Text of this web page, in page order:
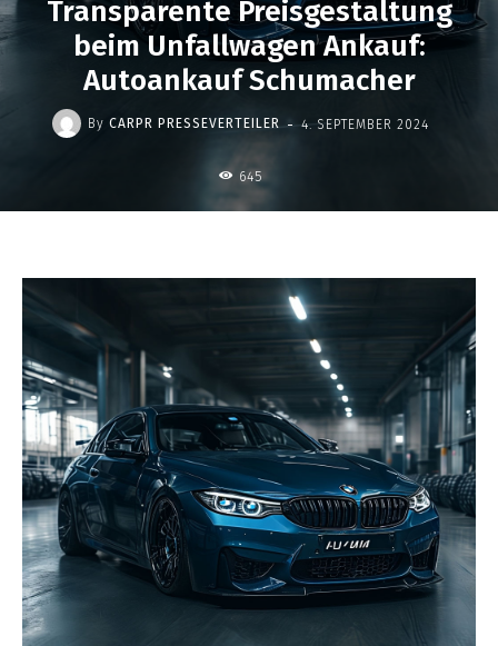
Transparente Preisgestaltung
beim Unfallwagen Ankauf:
Autoankauf Schumacher
By CARPR PRESSEVERTEILER - 4. SEPTEMBER 2024
645